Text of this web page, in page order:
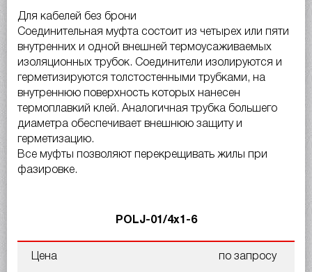
Для кабелей без брони
Соединительная муфта состоит из четырех или пяти
внутренних и одной внешней термоусаживаемых
изоляционных трубок. Соединители изолируются и
герметизируются толстостенными трубками, на
внутреннюю поверхность которых нанесен
термоплавкий клей. Аналогичная трубка большего
диаметра обеспечивает внешнюю защиту и
герметизацию.
Все муфты позволяют перекрещивать жилы при
фазировке.
POLJ-01/4x1-6
Цена по запросу